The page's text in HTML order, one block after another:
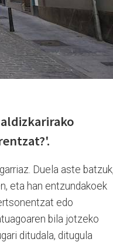
Duela aste
eta han entzundakoek
edo
bila jotzeko
ditudala, ditugula